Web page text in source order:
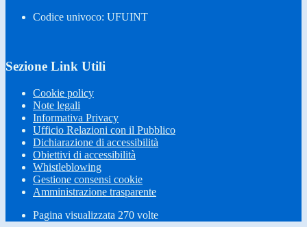
Codice univoco: UFUINT
Sezione Link Utili
Cookie policy
Note legali
Informativa Privacy
Ufficio Relazioni con il Pubblico
Dichiarazione di accessibilità
Obiettivi di accessibilità
Whistleblowing
Gestione consensi cookie
Amministrazione trasparente
Pagina visualizzata 270 volte